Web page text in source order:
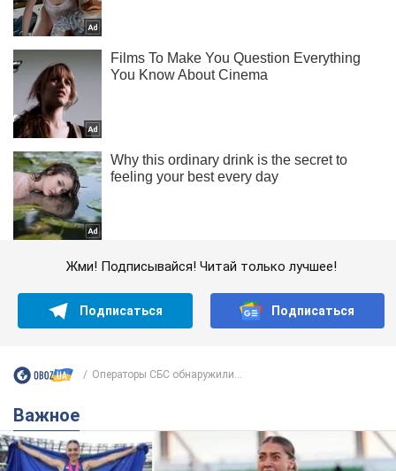
Жми! Подписывайся! Читай только лучшее!
Подписаться Подписаться
Операторы СБС обнаружили...
Важное